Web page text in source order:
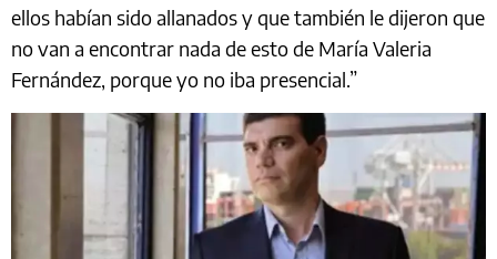
ellos habían sido allanados y que también le dijeron que
no van a encontrar nada de esto de María Valeria
Fernández, porque yo no iba presencial.”